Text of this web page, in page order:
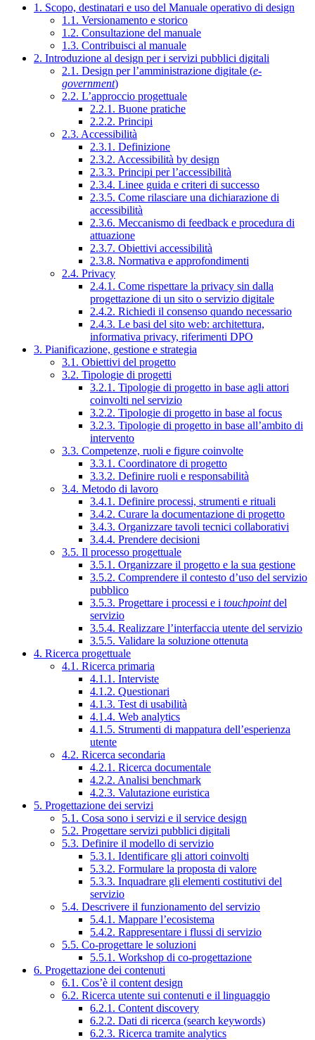
1. Scopo, destinatari e uso del Manuale operativo di design
1.1. Versionamento e storico
1.2. Consultazione del manuale
1.3. Contribuisci al manuale
2. Introduzione al design per i servizi pubblici digitali
2.1. Design per l’amministrazione digitale (e-
government)
2.2. L’approccio progettuale
2.2.1. Buone pratiche
2.2.2. Principi
2.3. Accessibilità
2.3.1. Definizione
2.3.2. Accessibilità by design
2.3.3. Principi per l’accessibilità
2.3.4. Linee guida e criteri di successo
2.3.5. Come rilasciare una dichiarazione di
accessibilità
2.3.6. Meccanismo di feedback e procedura di
attuazione
2.3.7. Obiettivi accessibilità
2.3.8. Normativa e approfondimenti
2.4. Privacy
2.4.1. Come rispettare la privacy sin dalla
progettazione di un sito o servizio digitale
2.4.2. Richiedi il consenso quando necessario
2.4.3. Le basi del sito web: architettura,
informativa privacy, riferimenti DPO
3. Pianificazione, gestione e strategia
3.1. Obiettivi del progetto
3.2. Tipologie di progetti
3.2.1. Tipologie di progetto in base agli attori
coinvolti nel servizio
3.2.2. Tipologie di progetto in base al focus
3.2.3. Tipologie di progetto in base all’ambito di
intervento
3.3. Competenze, ruoli e figure coinvolte
3.3.1. Coordinatore di progetto
3.3.2. Definire ruoli e responsabilità
3.4. Metodo di lavoro
3.4.1. Definire processi, strumenti e rituali
3.4.2. Curare la documentazione di progetto
3.4.3. Organizzare tavoli tecnici collaborativi
3.4.4. Prendere decisioni
3.5. Il processo progettuale
3.5.1. Organizzare il progetto e la sua gestione
3.5.2. Comprendere il contesto d’uso del servizio
pubblico
3.5.3. Progettare i processi e i touchpointdel
servizio
3.5.4. Realizzare l’interfaccia utente del servizio
3.5.5. Validare la soluzione ottenuta
4. Ricerca progettuale
4.1. Ricerca primaria
4.1.1. Interviste
4.1.2. Questionari
4.1.3. Test di usabilità
4.1.4. Web analytics
4.1.5. Strumenti di mappatura dell’esperienza
utente
4.2. Ricerca secondaria
4.2.1. Ricerca documentale
4.2.2. Analisi benchmark
4.2.3. Valutazione euristica
5. Progettazione dei servizi
5.1. Cosa sono i servizi e il service design
5.2. Progettare servizi pubblici digitali
5.3. Definire il modello di servizio
5.3.1. Identificare gli attori coinvolti
5.3.2. Formulare la proposta di valore
5.3.3. Inquadrare gli elementi costitutivi del
servizio
5.4. Descrivere il funzionamento del servizio
5.4.1. Mappare l’ecosistema
5.4.2. Rappresentare i flussi di servizio
5.5. Co-progettare le soluzioni
5.5.1. Workshop di co-progettazione
6. Progettazione dei contenuti
6.1. Cos’è il content design
6.2. Ricerca utente sui contenuti e il linguaggio
6.2.1. Content discovery
6.2.2. Dati di ricerca (search keywords)
6.2.3. Ricerca tramite analytics